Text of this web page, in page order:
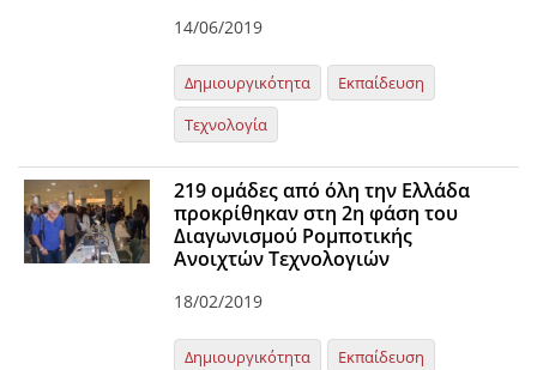
14/06/2019
Δημιουργικότητα
Εκπαίδευση
Τεχνολογία
219 ομάδες από όλη την Ελλάδα
προκρίθηκαν στη 2η φάση του
Διαγωνισμού Ρομποτικής
Ανοιχτών Τεχνολογιών
18/02/2019
Δημιουργικότητα
Εκπαίδευση